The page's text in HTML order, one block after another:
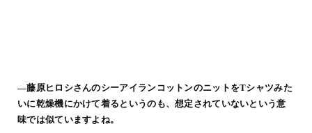
―藤原ヒロシさんのシーアイランコットンのニットをTシャツみた
いに乾燥機にかけて着るというのも、想定されていないという意
味では似ていますよね。